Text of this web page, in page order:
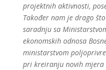
projektnih aktivnosti,
Također nam je drago
saradnju sa
ekonomskih odnosa
ministarstvom
pri kreiranju novih